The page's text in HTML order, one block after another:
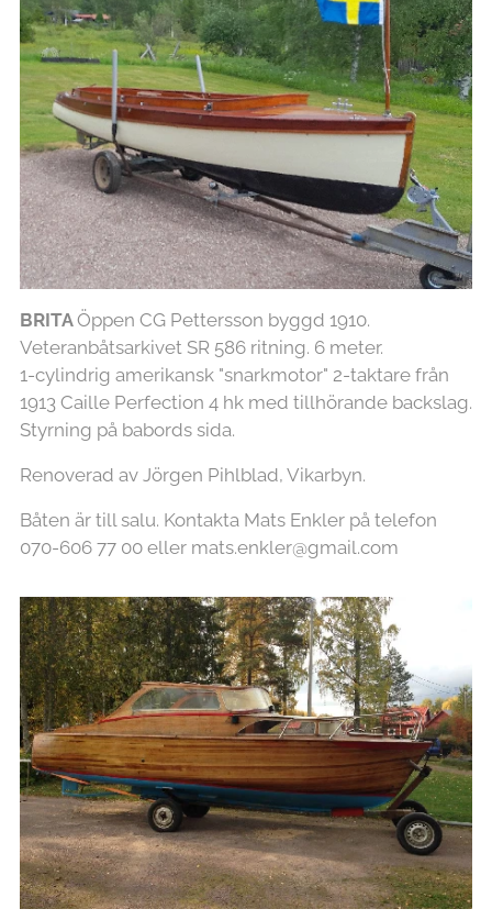
BRITAÖppen CG Pettersson byggd 1910.
Veteranbåtsarkivet SR 586 ritning. 6 meter.
1-cylindrig amerikansk "snarkmotor" 2-taktare från
1913 Caille Perfection 4 hk med tillhörande backslag.
Styrning på babords sida.
Renoverad av Jörgen Pihlblad, Vikarbyn.
Båten är till salu. Kontakta Mats Enkler på telefon
070-606 77 00 eller mats.enkler@gmail.com